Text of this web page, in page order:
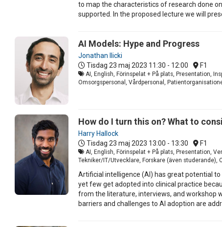
to map the characteristics of research done
supported. In the proposed lecture we will
AI Models: Hype and Progress
Jonathan Ilicki
Tisdag 23 maj 2023 11:30 - 12:00 F1
AI, English, Förinspelat + På plats, Presentation,
Omsorgspersonal, Vårdpersonal,
How do I turn this on? What to
Harry Hallock
Tisdag 23 maj 2023 13:00 - 13:30 F1
AI, English, Förinspelat + På plats, Presentation,
Tekniker/IT/Utvecklare, Forskare (även
Artificial intelligence (AI) has great potential
yet few get adopted into clinical practice
from the literature, interviews, and workshop
barriers and challenges to AI adoption are